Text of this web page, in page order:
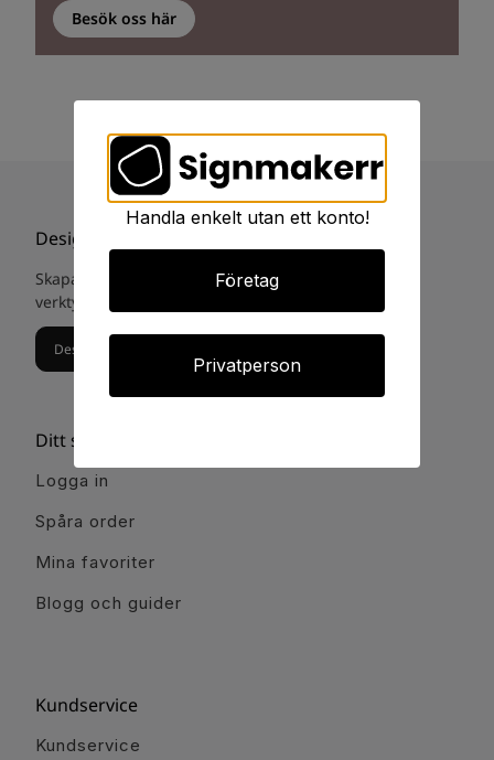
Besök oss här
Designa din egna skylt
Skapa och designa din egna skylt med vårat digital
verktyg. Eller gå till
Designa din egna skylt
Ditt signmakerr
Logga in
Spåra order
Mina favoriter
Blogg och guider
Kundservice
Kundservice
Handla enkelt utan ett konto!
Företag
Privatperson